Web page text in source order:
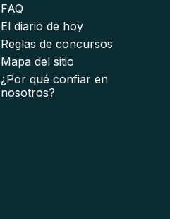
FAQ
El diario de hoy
Reglas de concursos
Mapa del sitio
¿Por qué confiar en
nosotros?